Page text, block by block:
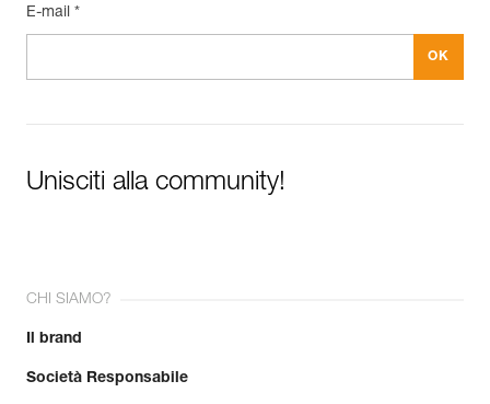
E-mail *
Unisciti alla community!
CHI SIAMO?
Il brand
Società Responsabile